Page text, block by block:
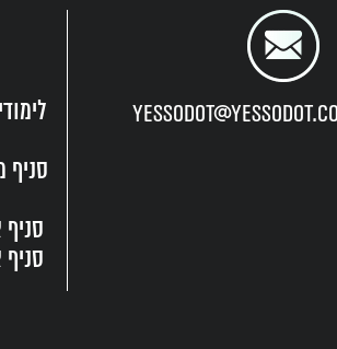
למומחים בתחום הרפואה המשלימה.
לגוף ולנפש כאחד. התחום ממשיך להתפתח
מומחים צופים כי הרפואה המשלימה
סניף